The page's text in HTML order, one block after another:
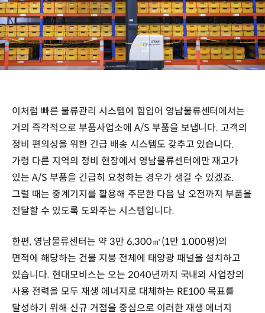
이처럼 빠른 물류관리 시스템에 힘입어 영남물류센터에서는
거의 즉각적으로 부품사업소에 A/S 부품을 보냅니다. 고객의
정비 편의성을 위한 긴급 배송 시스템도 갖추고 있습니다.
가령 다른 지역의 정비 현장에서 영남물류센터에만 재고가
있는 A/S 부품을 긴급히 요청하는 경우가 생길 수 있겠죠.
그럴 때는 중계기지를 활용해 주문한 다음 날 오전까지 부품을
전달할 수 있도록 도와주는 시스템입니다.
한편, 영남물류센터는 약 3만 6,300㎡(1만 1,000평)의
면적에 해당하는 건물 지붕 전체에 태양광 패널을 설치하고
있습니다. 현대모비스는 오는 2040년까지 국내외 사업장의
사용 전력을 모두 재생 에너지로 대체하는 RE100 목표를
달성하기 위해 신규 거점을 중심으로 이러한 재생 에너지